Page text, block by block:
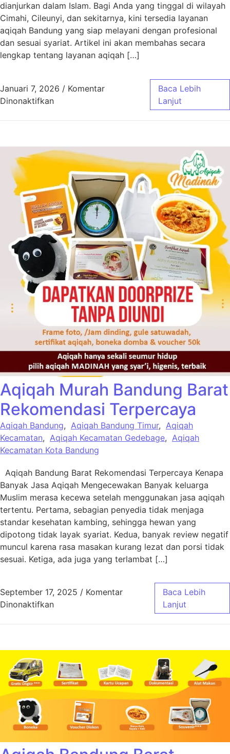
dianjurkan dalam Islam. Bagi Anda yang tinggal di wilayah
Cimahi, Cileunyi, dan sekitarnya, kini tersedia layanan
aqiqah Bandung yang siap melayani dengan profesional
dan sesuai syariat. Artikel ini akan membahas secara
lengkap tentang layanan aqiqah […]
Januari 7, 2026 / Komentar
Dinonaktifkanpada Aqiqah Bandung untuk Wilayah
Baca Lebih
Lanjut
Aqiqah Murah Bandung Barat
Rekomendasi Terpercaya
Aqiqah Bandung, Aqiqah Bandung Timur, Aqiqah
Kecamatan, Aqiqah Kecamatan Gedebage, Aqiqah
Kecamatan Kota Bandung
Aqiqah Bandung Barat Rekomendasi Terpercaya Kenapa
Banyak Jasa Aqiqah Mengecewakan Banyak keluarga
Muslim merasa kecewa setelah menggunakan jasa aqiqah
tertentu. Pertama, sebagian penyedia tidak menjaga
standar kesehatan kambing, sehingga hewan yang
dipotong tidak layak syariat. Kedua, banyak review negatif
muncul karena rasa masakan kurang lezat dan porsi tidak
sesuai. Ketiga, ada juga yang terlambat […]
September 17, 2025 / Komentar
Dinonaktifkanpada Aqiqah Murah Bandung Barat
Baca Lebih
Lanjut